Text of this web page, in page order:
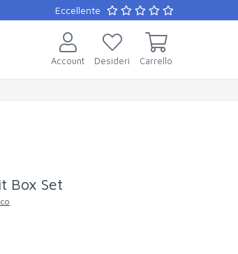
Eccellente
Account Desideri Carrello
Box Set